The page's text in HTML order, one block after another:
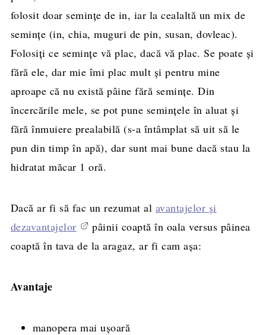
folosit doar semințe de in, iar la cealaltă un mix de
semințe (in, chia, muguri de pin, susan, dovleac).
Folosiți ce semințe vă plac, dacă vă plac. Se poate și
fără ele, dar mie îmi plac mult și pentru mine
aproape că nu există pâine fără semințe. Din
încercările mele, se pot pune semințele în aluat și
fără înmuiere prealabilă (s-a întâmplat să uit să le
pun din timp în apă), dar sunt mai bune dacă stau la
hidratat măcar 1 oră.
Dacă ar fi să fac un rezumat al avantajelor și
dezavantajelor
pâinii coaptă în oala versus pâinea
coaptă în tava de la aragaz, ar fi cam așa:
Avantaje
manopera mai ușoară